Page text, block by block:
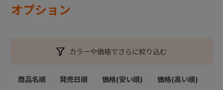
オプション
カラーや価格でさらに絞り込む
商品名順 発売日順 価格(安い順) 価格(高い順)